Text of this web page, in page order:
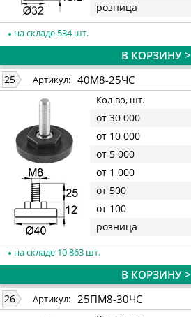
розница
на складе 534 шт.
В КОРЗИНУ >
25 Артикул: 40М8-25ЧС
Кол-во, шт.
от 30 000
от 10 000
от 5 000
от 1 000
от 500
от 100
розница
на складе 10 863 шт.
В КОРЗИНУ >
26 Артикул: 25ПМ8-30ЧС